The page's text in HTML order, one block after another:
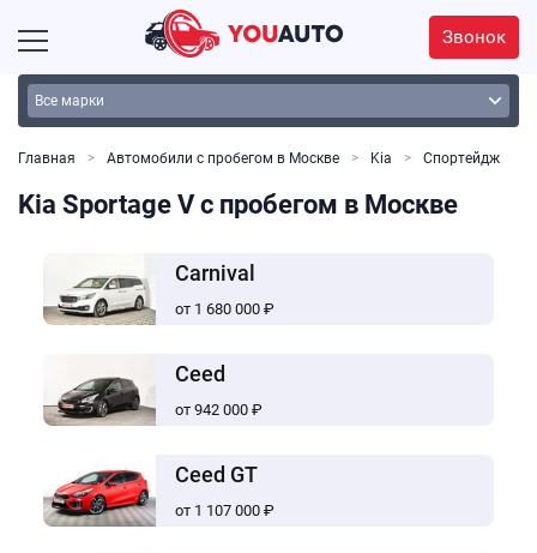
Звонок
Главная Автомобили с пробегом в Москве Kia Спортейдж
Kia Sportage V с пробегом в Москве
Carnival
от 1 680 000 ₽
Ceed
от 942 000 ₽
Ceed GT
от 1 107 000 ₽